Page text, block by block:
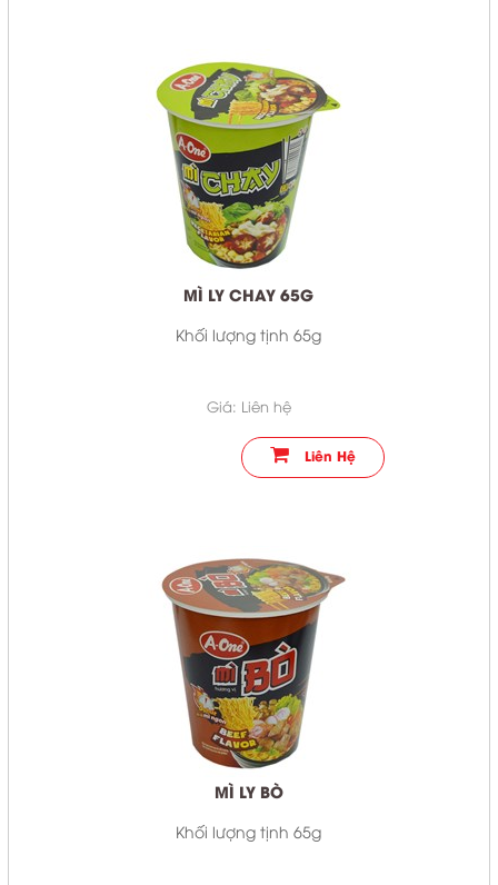
MÌ LY CHAY 65G
Khối lượng tịnh 65g
Giá: Liên hệ
Liên Hệ
MÌ LY BÒ
Khối lượng tịnh 65g